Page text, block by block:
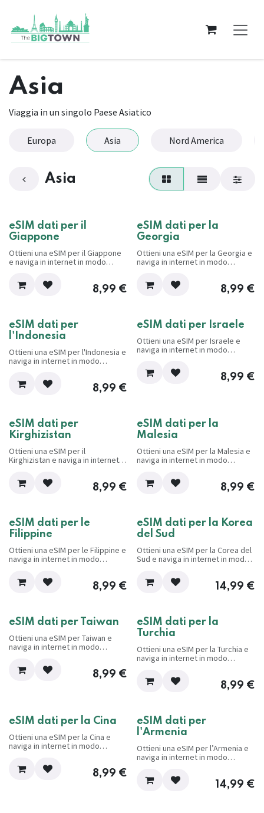
Asia
Viaggia in un singolo Paese Asiatico
Europa Asia Nord America
Asia
eSIM dati per il
Giappone
Ottieni una eSIM per il Giappone
e naviga in internet in modo
mentre viaggi.
8,99 €
eSIM dati per la
Georgia
Ottieni una eSIM per la Georgia e
naviga in internet in modo
mentre viaggi.
8,99 €
eSIM dati per
l'Indonesia
Ottieni una eSIM per l'Indonesia e
naviga in internet in modo
mentre viaggi.
8,99 €
eSIM dati per Israele
Ottieni una eSIM per Israele e
naviga in internet in modo
mentre viaggi.
8,99 €
eSIM dati per
Kirghizistan
Ottieni una eSIM per il
Kirghizistan e naviga in internet in
problemi mentre viaggi.
8,99 €
eSIM dati per la
Malesia
Ottieni una eSIM per la Malesia e
naviga in internet in modo
mentre viaggi.
8,99 €
eSIM dati per le
Filippine
Ottieni una eSIM per le Filippine e
naviga in internet in modo
mentre viaggi.
8,99 €
eSIM dati per la Korea
del Sud
Ottieni una eSIM per la Corea del
Sud e naviga in internet in modo
mentre viaggi.
14,99 €
eSIM dati per Taiwan
Ottieni una eSIM per Taiwan e
naviga in internet in modo
mentre viaggi.
8,99 €
eSIM dati per la
Turchia
Ottieni una eSIM per la Turchia e
naviga in internet in modo
mentre viaggi.
8,99 €
eSIM dati per la Cina
Ottieni una eSIM per la Cina e
naviga in internet in modo
mentre viaggi.
8,99 €
eSIM dati per
l'Armenia
Ottieni una eSIM per l’Armenia e
naviga in internet in modo
mentre viaggi.
14,99 €